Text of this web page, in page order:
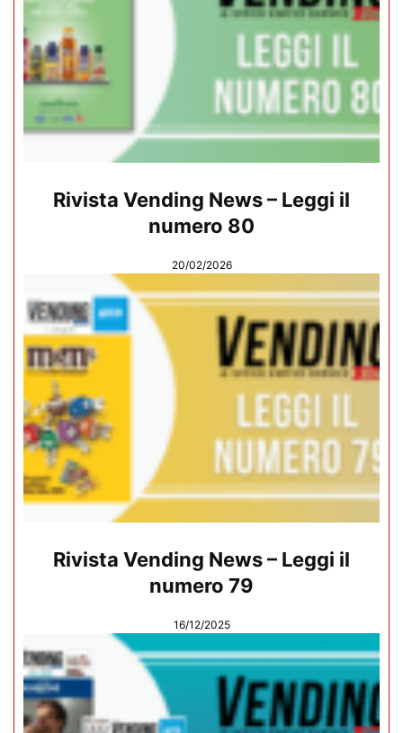
Rivista Vending News – Leggi il
numero 80
20/02/2026
Rivista Vending News – Leggi il
numero 79
16/12/2025